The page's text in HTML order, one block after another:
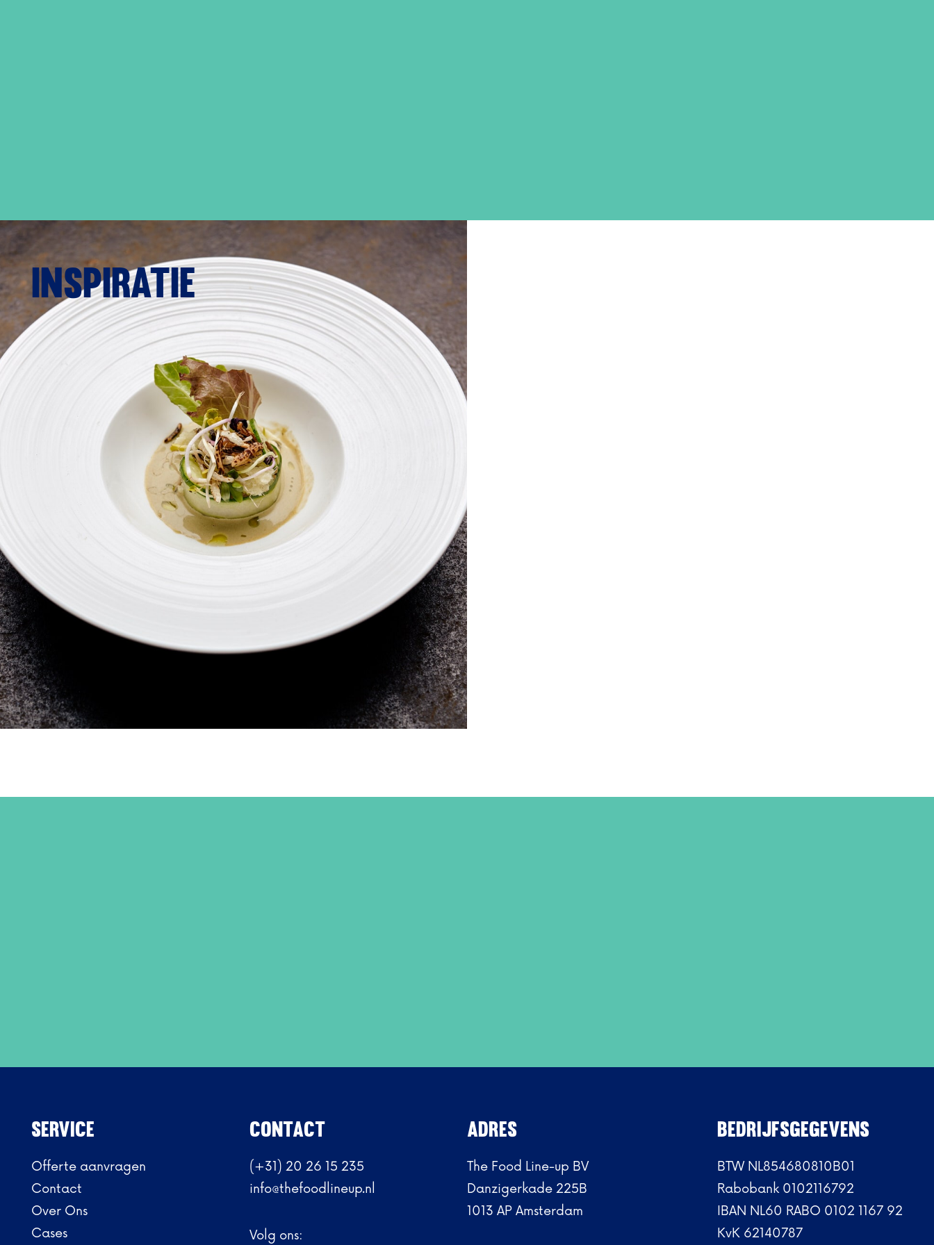
Inspiratie
Service
Offerte aanvragen
Contact
Over Ons
Cases
CONTACT
(+31) 20 26 15 235
info@thefoodlineup.nl
Volg ons:
ADRES
The Food Line-up BV
Danzigerkade 225B
1013 AP Amsterdam
BEDRIJFSGEGEVENS
BTW NL854680810B01
Rabobank 0102116792
IBAN NL60 RABO 0102 1167 92
KvK 62140787